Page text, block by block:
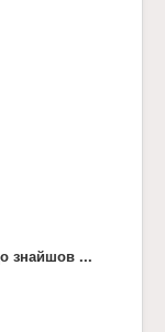
знайшов ...